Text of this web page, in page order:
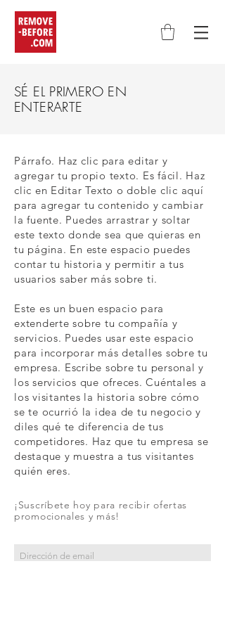
SÉ EL PRIMERO EN
ENTERARTE
Párrafo. Haz clic para editar y
agregar tu propio texto. Es fácil. Haz
clic en Editar Texto o doble clic aquí
para agregar tu contenido y cambiar
la fuente. Puedes arrastrar y soltar
este texto donde sea que quieras en
tu página. En este espacio puedes
contar tu historia y permitir a tus
usuarios saber más sobre ti.
Este es un buen espacio para
extenderte sobre tu compañía y
servicios. Puedes usar este espacio
para incorporar más detalles sobre tu
empresa. Escribe sobre tu personal y
los servicios que ofreces. Cuéntales a
los visitantes la historia sobre cómo
se te ocurrió la idea de tu negocio y
diles qué te diferencia de tus
competidores. Haz que tu empresa se
destaque y muestra a tus visitantes
quién eres.
¡Suscríbete hoy para recibir ofertas
promocionales y más!